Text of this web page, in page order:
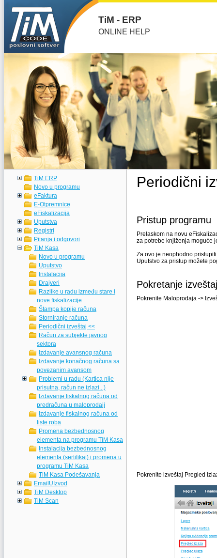
TiM - ERP
ONLINE HELP
TiM ERP
Novo u programu
eFaktura
E-Otpremnice
eFiskalizacija
Uputstva
Registri
Pitanja i odgovori
TiM Kasa
Novo u programu
Uputstvo
Instalacija
Drajveri
Razlike u radu između stare i
nove fiskalizacije
Štampa kopije računa
Storniranje računa
Periodični izveštaj <<
Račun za subjekte javnog
sektora
Izdavanje avansnog računa
Izdavanje konačnog računa sa
povezanim avansom
Problemi u radu (Kartica nije
prisutna, račun ne izlazi...)
Izdavanje fiskalnog računa od
predračuna u maloprodaji
Izdavanje fiskalnog računa od
liste roba
Promena bezbednosnog
elementa na programu TiM Kasa
Instalacija bezbednosnog
elementa (sertifikat) i promena u
programu TiM Kasa
TiM Kasa Podešavanja
EmailUIzvod
TiM Desktop
TiM Scan
Periodični
Pristup programu
Prelaskom na novu
za potrebe knjiženja moguće
Za ovo je neophodno
Uputstvo za pristup možete
Pokretanje
Pokrenite Maloprodaja ->
Pokrenite izveštaj Pregled